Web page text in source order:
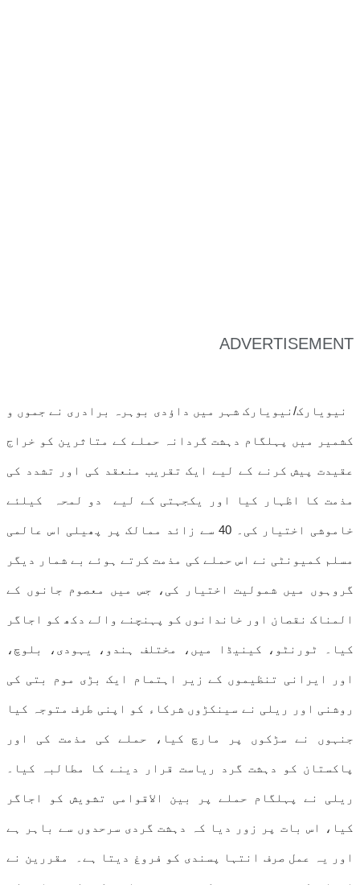
ADVERTISEMENT
نیویارک/نیویارک شہر میں داؤدی بوہرہ برادری نے جموں و
کشمیر میں پہلگام دہشت گردانہ حملے کے متاثرین کو خراج
عقیدت پیش کرنے کے لیے ایک تقریب منعقد کی اور تشدد کی
مذمت کا اظہار کیا اور یکجہتی کے لیے دو لمحہ کیلئے
خاموشی اختیار کی۔ 40 سے زائد ممالک پر پھیلی اس عالمی
مسلم کمیونٹی نے اس حملے کی مذمت کرتے ہوئے بے شمار دیگر
گروہوں میں شمولیت اختیار کی، جس میں معصوم جانوں کے
المناک نقصان اور خاندانوں کو پہنچنے والے دکھ کو اجاگر
کیا۔ ٹورنٹو، کینیڈا میں، مختلف ہندو، یہودی، بلوچ،
اور ایرانی تنظیموں کے زیر اہتمام ایک بڑی موم بتی کی
روشنی اور ریلی نے سینکڑوں شرکاء کو اپنی طرف متوجہ کیا
جنہوں نے سڑکوں پر مارچ کیا، حملے کی مذمت کی اور
پاکستان کو دہشت گرد ریاست قرار دینے کا مطالبہ کیا۔
ریلی نے پہلگام حملے پر بین الاقوامی تشویش کو اجاگر
کیا، اس بات پر زور دیا کہ دہشت گردی سرحدوں سے باہر ہے
اور یہ عمل صرف انتہا پسندی کو فروغ دیتا ہے۔ مقررین نے